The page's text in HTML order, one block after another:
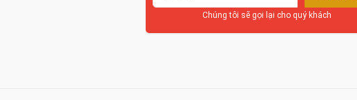
Chúng tôi sẽ gọi lại cho quý khách